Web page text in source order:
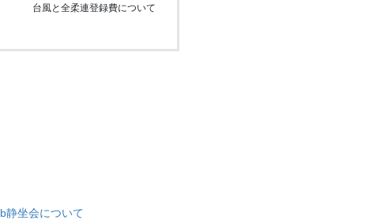
台風と全柔連登録費について
静坐会について